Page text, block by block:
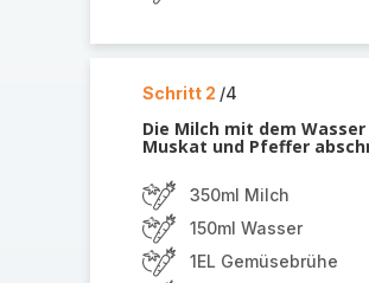
Schritt 2 /4
Die Milch mit dem
Muskat und Pfeffer
350ml Milch
150ml Wasser
1EL Gemüsebrühe